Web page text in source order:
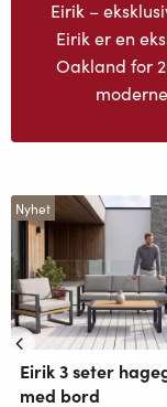
Eirik –
Eirik er en
Oakland for
Nyhet
Eirik 3 seter
med bord